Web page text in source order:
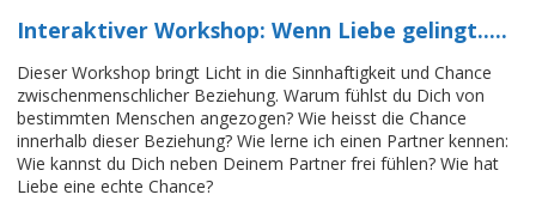
Interaktiver Workshop: Wenn Liebe gelingt.....
Dieser Workshop bringt Licht in die Sinnhaftigkeit und Chance
zwischenmenschlicher Beziehung. Warum fühlst du Dich von
bestimmten Menschen angezogen? Wie heisst die Chance
innerhalb dieser Beziehung? Wie lerne ich einen Partner kennen:
Wie kannst du Dich neben Deinem Partner frei fühlen? Wie hat
Liebe eine echte Chance?